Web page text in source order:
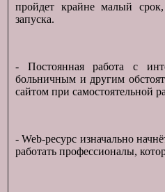
пройдет крайне малый
запуска.
- Постоянная работа с
больничным и другим
сайтом при самостоятельной
- Web-ресурс изначально
работать профессионалы,